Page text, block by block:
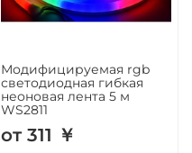
Модифицируемая rgb
светодиодная гибкая
неоновая лента 5 м
WS2811
от 311 ￥